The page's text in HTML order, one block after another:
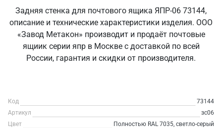
Задняя стенка для почтового ящика ЯПР-06 73144,
описание и технические характеристики изделия. ООО
«Завод Метакон» производит и продаёт почтовые
ящиик серии япр в Москве с доставкой по всей
России, гарантия и скидки от производителя.
Код
73144
Артикул
зс06
Цвет
Полностью RAL 7035, светло-серый